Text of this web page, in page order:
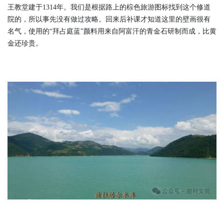
王教堂建于1314年。我们是根据路上的棕色旅游图标找到这个修道
院的，所以事先没有做过攻略。回来后补课才知道这里的壁画很有
名气，使用的“拜占庭蓝”颜料用来自阿富汗的青金石研制而成，比黄
金还珍贵。